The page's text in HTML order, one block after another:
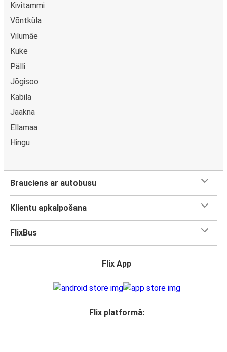
Kivitammi
Võntküla
Vilumāe
Kuke
Pälli
Jõgisoo
Kabila
Jaakna
Ellamaa
Hingu
Brauciens ar autobusu
Klientu apkalpošana
FlixBus
Flix App
Flix platformā: